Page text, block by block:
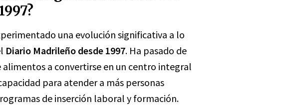
una evolución significativa a lo
Diario Madrileño desde 1997. Ha pasado de
a convertirse en un centro integral
para atender a más personas
de inserción laboral y formación.